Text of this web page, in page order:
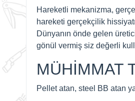
Hareketli mekanizma,
hareketi gerçekçilik
Dünyanın önde gelen
gönül vermiş siz değerli
MÜHİMMAT
Pellet atan, steel BB atan